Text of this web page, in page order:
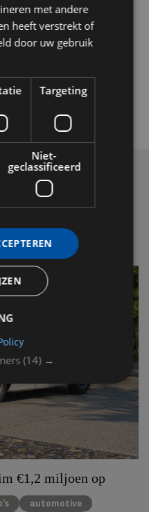
€1,2 miljoen op
automotive
met andere
heeft verstrekt of
door uw gebruik
(14) →
Targeting
Niet-
geclassificeerd